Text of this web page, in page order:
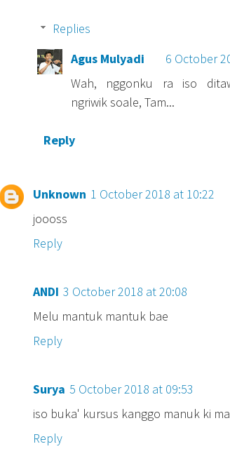
Replies
Agus Mulyadi
6 October
Wah, nggonku ra iso
ngriwik soale, Tam...
Reply
Unknown 1 October 2018 at 10:22
joooss
Reply
ANDI 3 October 2018 at 20:08
Melu mantuk mantuk bae
Reply
Surya 5 October 2018 at 09:53
iso buka' kursus kanggo manuk ki
Reply